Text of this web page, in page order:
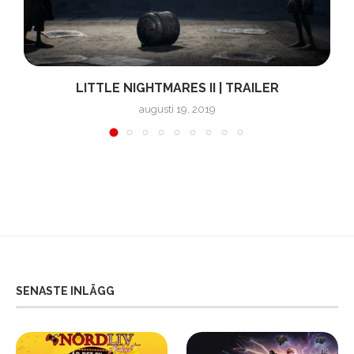
LITTLE NIGHTMARES II | TRAILER
augusti 19, 2019
SENASTE INLÄGG